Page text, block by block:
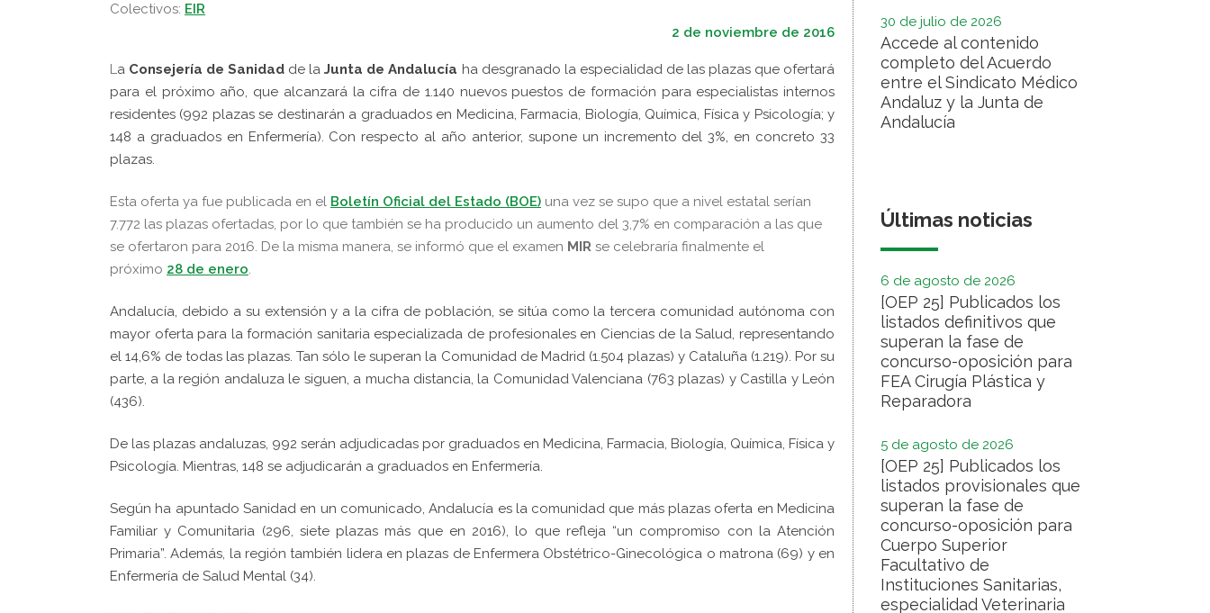
Colectivos: EIR
2 de noviembre de 2016
La Consejería de Sanidad de laJunta de Andalucía ha desgranado la especialidad de las plazas que ofertará
para el próximo año, que alcanzará la cifra de 1.140 nuevos puestos de formación para especialistas internos
residentes (992 plazas se destinarán a graduados en Medicina, Farmacia, Biología, Química, Física y Psicología; y
148 a graduados en Enfermería). Con respecto al año anterior, supone un incremento del 3%, en concreto 33
plazas.
Esta oferta ya fue publicada en el Boletín Oficial del Estado (BOE) una vez se supo que a nivel estatal serían
7.772 las plazas ofertadas, por lo que también se ha producido un aumento del 3,7% en comparación a las que
se ofertaron para 2016. De la misma manera, se informó que el examen MIR se celebraría finalmente el
próximo 28 de enero.
Andalucía, debido a su extensión y a la cifra de población, se sitúa como la tercera comunidad autónoma con
mayor oferta para la formación sanitaria especializada de profesionales en Ciencias de la Salud, representando
el 14,6% de todas las plazas. Tan sólo le superan la Comunidad de Madrid (1.504 plazas) y Cataluña (1.219). Por su
parte, a la región andaluza le siguen, a mucha distancia, la Comunidad Valenciana (763 plazas) y Castilla y León
(436).
De las plazas andaluzas, 992 serán adjudicadas por graduados en Medicina, Farmacia, Biología, Química, Física y
Psicología. Mientras, 148 se adjudicarán a graduados en Enfermería.
Según ha apuntado Sanidad en un comunicado, Andalucía es la comunidad que más plazas oferta en Medicina
Familiar y Comunitaria (296, siete plazas más que en 2016), lo que refleja “un compromiso con la Atención
Primaria”. Además, la región también lidera en plazas de Enfermera Obstétrico-Ginecológica o matrona (69) y en
Enfermería de Salud Mental (34).
30 de julio de 2026
Accede al contenido
completo del Acuerdo
entre el Sindicato Médico
Andaluz y la Junta de
Andalucía
Últimas noticias
6 de agosto de 2026
[OEP 25] Publicados los
listados definitivos que
superan la fase de
concurso-oposición para
FEA Cirugía Plástica y
Reparadora
5 de agosto de 2026
[OEP 25] Publicados los
listados provisionales que
superan la fase de
concurso-oposición para
Cuerpo Superior
Facultativo de
Instituciones Sanitarias,
especialidad Veterinaria